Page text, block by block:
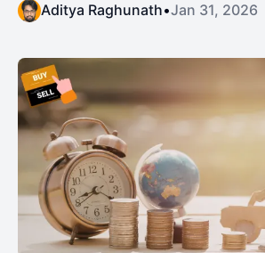
Aditya Raghunath•Jan 31, 2026